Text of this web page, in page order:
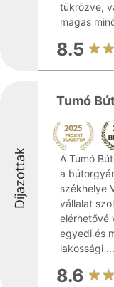
tükrözve,
magas
8.5
Díjazottak
Tumó
A Tumó
a
székhelye
vállalat
elérhetővé
egyedi és
lakossági ...
8.6